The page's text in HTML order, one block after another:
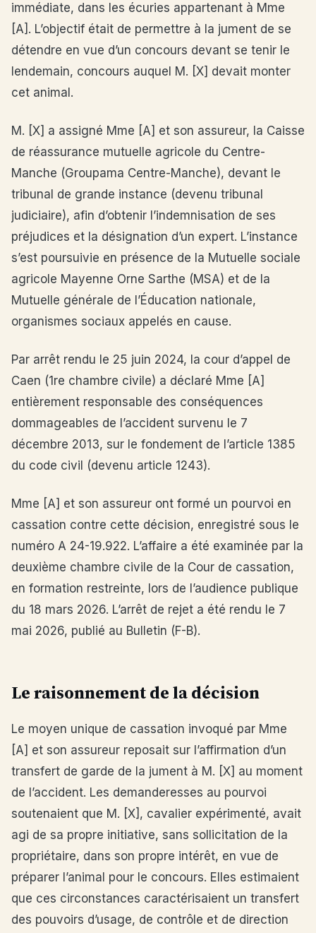
immédiate, dans les écuries appartenant à Mme
[A]. L’objectif était de permettre à la jument de se
détendre en vue d’un concours devant se tenir le
lendemain, concours auquel M. [X] devait monter
cet animal.
M. [X] a assigné Mme [A] et son assureur, la Caisse
de réassurance mutuelle agricole du Centre-
Manche (Groupama Centre-Manche), devant le
tribunal de grande instance (devenu tribunal
judiciaire), afin d’obtenir l’indemnisation de ses
préjudices et la désignation d’un expert. L’instance
s’est poursuivie en présence de la Mutuelle sociale
agricole Mayenne Orne Sarthe (MSA) et de la
Mutuelle générale de l’Éducation nationale,
organismes sociaux appelés en cause.
Par arrêt rendu le 25 juin 2024, la cour d’appel de
Caen (1re chambre civile) a déclaré Mme [A]
entièrement responsable des conséquences
dommageables de l’accident survenu le 7
décembre 2013, sur le fondement de l’article 1385
du code civil (devenu article 1243).
Mme [A] et son assureur ont formé un pourvoi en
cassation contre cette décision, enregistré sous le
numéro A 24-19.922. L’affaire a été examinée par la
deuxième chambre civile de la Cour de cassation,
en formation restreinte, lors de l’audience publique
du 18 mars 2026. L’arrêt de rejet a été rendu le 7
mai 2026, publié au Bulletin (F-B).
Le raisonnement de la décision
Le moyen unique de cassation invoqué par Mme
[A] et son assureur reposait sur l’affirmation d’un
transfert de garde de la jument à M. [X] au moment
de l’accident. Les demanderesses au pourvoi
soutenaient que M. [X], cavalier expérimenté, avait
agi de sa propre initiative, sans sollicitation de la
propriétaire, dans son propre intérêt, en vue de
préparer l’animal pour le concours. Elles estimaient
que ces circonstances caractérisaient un transfert
des pouvoirs d’usage, de contrôle et de direction